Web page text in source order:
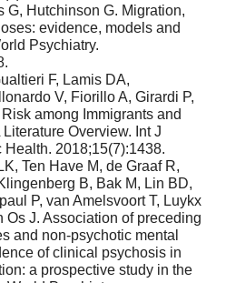
G, Hutchinson G. Migration,
evidence, models and
Psychiatry.
F, Lamis DA,
V, Fiorillo A, Girardi P,
among Immigrants and
Overview. Int J
2018;15(7):1438.
Ten Have M, de Graaf R,
B, Bak M, Lin BD,
P, van Amelsvoort T, Luykx
Os J. Association of preceding
and non-psychotic mental
of clinical psychosis in
a prospective study in the